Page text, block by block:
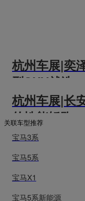
杭州车展|奕
型SUV就选ta
杭州车展|长
的性能轿跑
关联车型推荐
宝马3系
宝马5系
宝马X1
宝马5系新能源